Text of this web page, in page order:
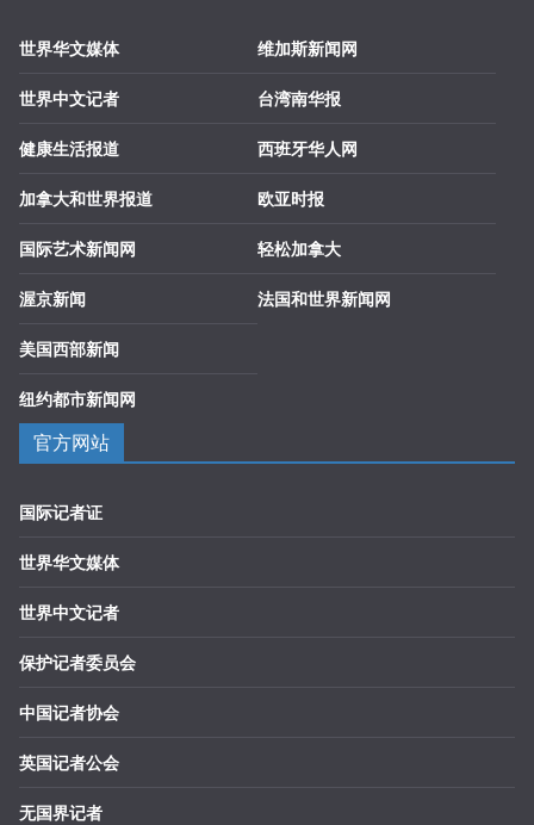
世界华文媒体
世界中文记者
健康生活报道
加拿大和世界报道
国际艺术新闻网
渥京新闻
美国西部新闻
纽约都市新闻网
维加斯新闻网
台湾南华报
西班牙华人网
欧亚时报
轻松加拿大
法国和世界新闻网
官方网站
国际记者证
世界华文媒体
世界中文记者
保护记者委员会
中国记者协会
英国记者公会
无国界记者